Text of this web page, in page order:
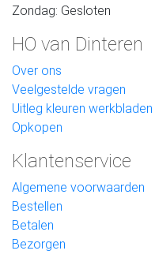
Zondag: Gesloten
HO van Dinteren
Over ons
Veelgestelde vragen
Uitleg kleuren werkbladen
Opkopen
Klantenservice
Algemene voorwaarden
Bestellen
Betalen
Bezorgen